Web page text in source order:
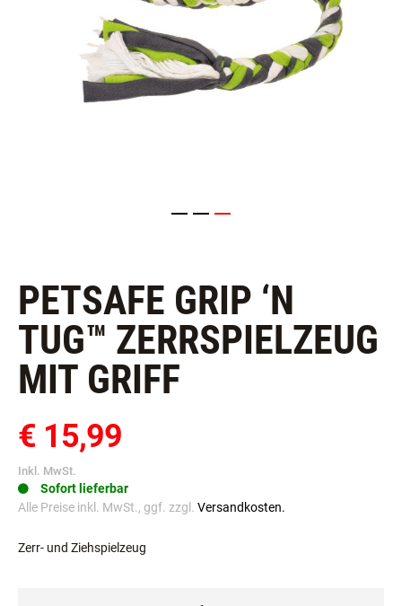
PETSAFE GRIP ‘N
TUG™ ZERRSPIELZEUG
MIT GRIFF
€ 15,99
Inkl. MwSt.
Sofort lieferbar
Alle Preise inkl. MwSt., ggf. zzgl. Versandkosten.
Zerr- und Ziehspielzeug